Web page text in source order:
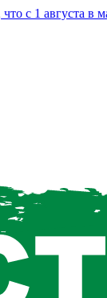
августа в